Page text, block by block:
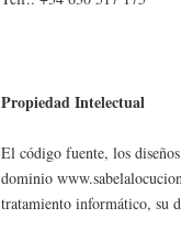
Propiedad Intelectual
El código fuente, los
dominio
tratamiento informático, su